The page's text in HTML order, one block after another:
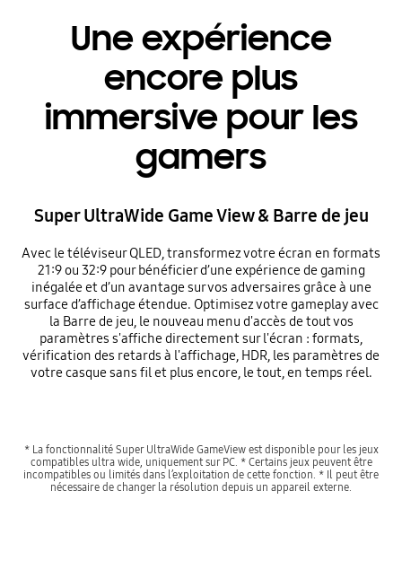
Une expérience
encore plus
immersive pour les
gamers
Super UltraWide Game View & Barre de jeu
Avec le téléviseur QLED, transformez votre écran en formats
21:9 ou 32:9 pour bénéficier d’une expérience de gaming
inégalée et d’un avantage sur vos adversaires grâce à une
surface d’affichage étendue. Optimisez votre gameplay avec
la Barre de jeu, le nouveau menu d'accès de tout vos
paramètres s'affiche directement sur l'écran : formats,
vérification des retards à l'affichage, HDR, les paramètres de
votre casque sans fil et plus encore, le tout, en temps réel.
* La fonctionnalité Super UltraWide GameView est disponible pour les jeux
compatibles ultra wide, uniquement sur PC. * Certains jeux peuvent être
incompatibles ou limités dans l’exploitation de cette fonction. * Il peut être
nécessaire de changer la résolution depuis un appareil externe.